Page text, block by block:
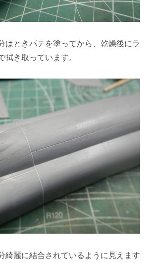
はときパテを塗ってから、乾燥後にラ
拭き取っています。
綺麗に結合されているように見えます